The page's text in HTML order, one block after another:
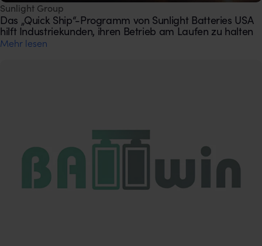
Sunlight Group
Das „Quick Ship“-Programm von Sunlight Batteries USA
hilft Industriekunden, ihren Betrieb am Laufen zu halten
Mehr lesen